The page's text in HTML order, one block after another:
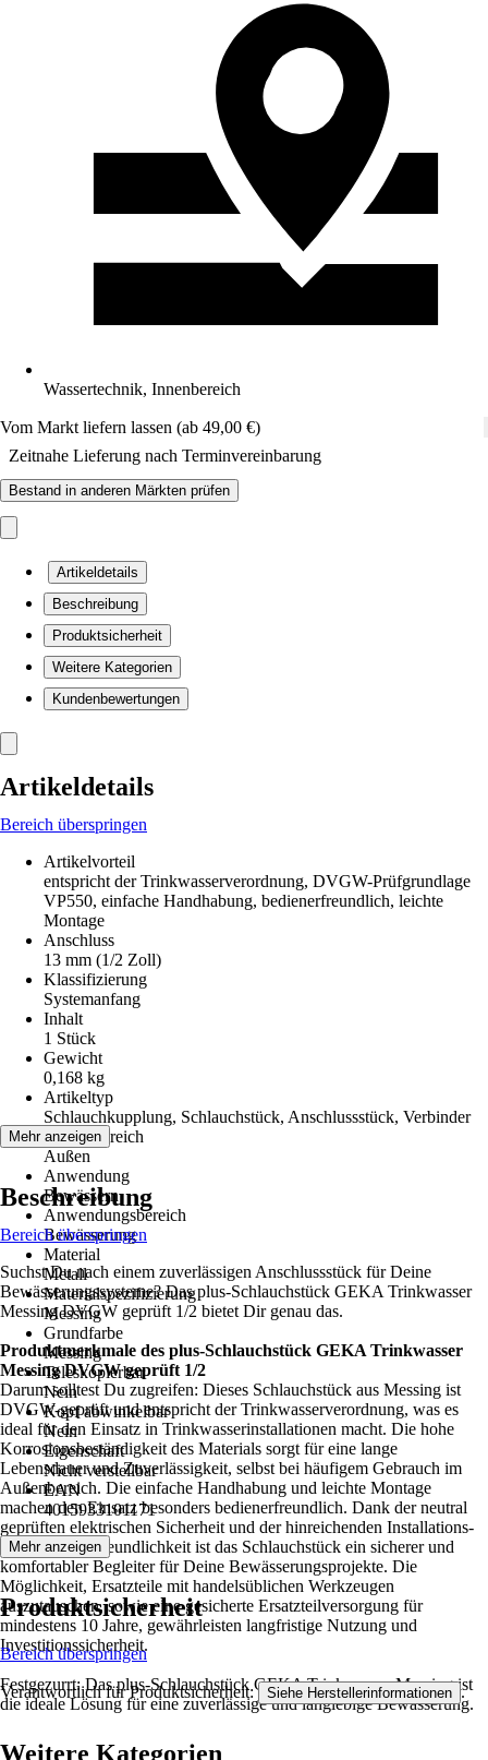
Wassertechnik, Innenbereich
Vom Markt liefern lassen (ab 49,00 €)
Zeitnahe Lieferung nach Terminvereinbarung
Bestand in anderen Märkten prüfen
Artikeldetails
Beschreibung
Produktsicherheit
Weitere Kategorien
Kundenbewertungen
Artikeldetails
Bereich überspringen
Artikelvorteil
entspricht der Trinkwasserverordnung, DVGW-Prüfgrundlage
VP550, einfache Handhabung, bedienerfreundlich, leichte
Montage
Anschluss
13 mm (1/2 Zoll)
Klassifizierung
Systemanfang
Inhalt
1 Stück
Gewicht
0,168 kg
Artikeltyp
Schlauchkupplung, Schlauchstück, Anschlussstück, Verbinder
Einsatzbereich
Außen
Anwendung
Bewässern
Anwendungsbereich
Bewässerung
Material
Metall
Materialspezifizierung
Messing
Grundfarbe
Messing
Teleskopierbar
Nein
Kopf abwinkelbar
Nein
Eigenschaft
Nicht verstellbar
EAN
4015933101171
Mehr anzeigen
Beschreibung
Bereich überspringen
Suchst Du nach einem zuverlässigen Anschlussstück für Deine
Bewässerungssysteme? Das plus-Schlauchstück GEKA Trinkwasser
Messing DVGW geprüft 1/2 bietet Dir genau das.
Produktmerkmale des plus-Schlauchstück GEKA Trinkwasser
Messing DVGW geprüft 1/2
Darum solltest Du zugreifen: Dieses Schlauchstück aus Messing ist
DVGW-geprüft und entspricht der Trinkwasserverordnung, was es
ideal für den Einsatz in Trinkwasserinstallationen macht. Die hohe
Korrosionsbeständigkeit des Materials sorgt für eine lange
Lebensdauer und Zuverlässigkeit, selbst bei häufigem Gebrauch im
Außenbereich. Die einfache Handhabung und leichte Montage
machen den Einsatz besonders bedienerfreundlich. Dank der neutral
geprüften elektrischen Sicherheit und der hinreichenden Installations-
und Wartungsfreundlichkeit ist das Schlauchstück ein sicherer und
komfortabler Begleiter für Deine Bewässerungsprojekte. Die
Möglichkeit, Ersatzteile mit handelsüblichen Werkzeugen
auszutauschen, sowie eine gesicherte Ersatzteilversorgung für
mindestens 10 Jahre, gewährleisten langfristige Nutzung und
Investitionssicherheit.
Festgezurrt: Das plus-Schlauchstück GEKA Trinkwasser Messing ist
die ideale Lösung für eine zuverlässige und langlebige Bewässerung.
Mehr anzeigen
Produktsicherheit
Bereich überspringen
Verantwortlich für Produktsicherheit: Siehe Herstellerinformationen .
Weitere Kategorien